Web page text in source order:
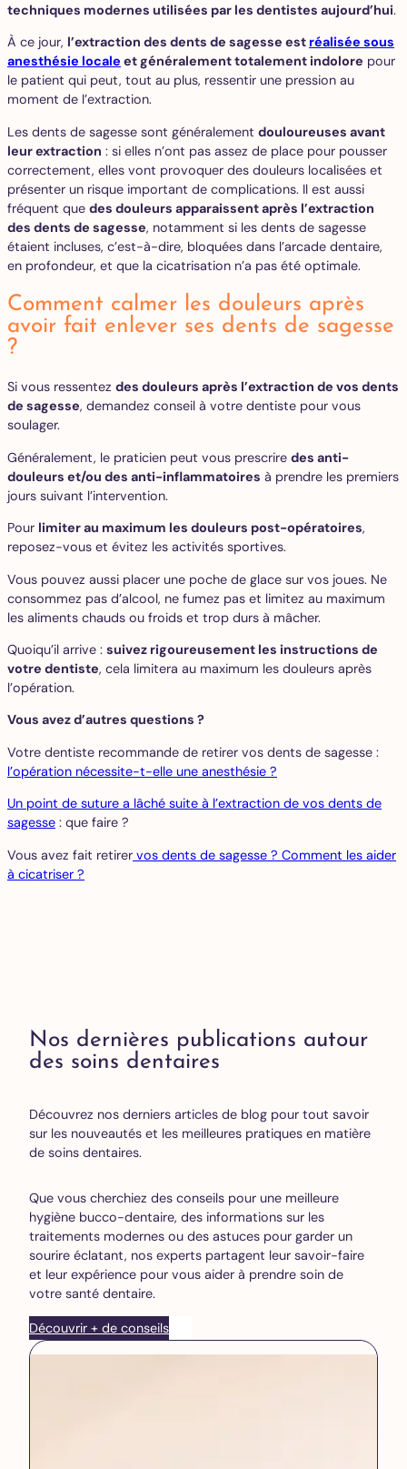
techniques modernes utilisées par les dentistes aujourd’hui.
À ce jour, l’extraction des dents de sagesse est réalisée sous
anesthésie locale et généralement totalement indolore pour
le patient qui peut, tout au plus, ressentir une pression au
moment de l’extraction.
Les dents de sagesse sont généralement douloureuses avant
leur extraction : si elles n’ont pas assez de place pour pousser
correctement, elles vont provoquer des douleurs localisées et
présenter un risque important de complications. Il est aussi
fréquent que des douleurs apparaissent après l’extraction
des dents de sagesse, notamment si les dents de sagesse
étaient incluses, c’est-à-dire, bloquées dans l’arcade dentaire,
en profondeur, et que la cicatrisation n’a pas été optimale.
Comment calmer les douleurs après
avoir fait enlever ses dents de sagesse
?
Si vous ressentez des douleurs après l’extraction de vos dents
de sagesse, demandez conseil à votre dentiste pour vous
soulager.
Généralement, le praticien peut vous prescrire des anti-
douleurs et/ou des anti-inflammatoires à prendre les premiers
jours suivant l’intervention.
Pour limiter au maximum les douleurs post-opératoires,
reposez-vous et évitez les activités sportives.
Vous pouvez aussi placer une poche de glace sur vos joues. Ne
consommez pas d’alcool, ne fumez pas et limitez au maximum
les aliments chauds ou froids et trop durs à mâcher.
Quoiqu’il arrive : suivez rigoureusement les instructions de
votre dentiste, cela limitera au maximum les douleurs après
l’opération.
Vous avez d’autres questions ?
Votre dentiste recommande de retirer vos dents de sagesse :
l’opération nécessite-t-elle une anesthésie ?
Un point de suture a lâché suite à l’extraction de vos dents de
sagesse : que faire ?
Vous avez fait retirer vos dents de sagesse ? Comment les aider
à cicatriser ?
Nos dernières publications autour
des soins dentaires
Découvrez nos derniers articles de blog pour tout savoir
sur les nouveautés et les meilleures pratiques en matière
de soins dentaires.
Que vous cherchiez des conseils pour une meilleure
hygiène bucco-dentaire, des informations sur les
traitements modernes ou des astuces pour garder un
sourire éclatant, nos experts partagent leur savoir-faire
et leur expérience pour vous aider à prendre soin de
votre santé dentaire.
Découvrir + de conseils